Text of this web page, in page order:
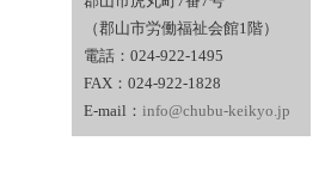
（郡山市労働福祉会館1階）
電話：024-922-1495
FAX：024-922-1828
E-mail： info@chubu-keikyo.jp